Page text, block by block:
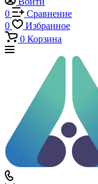
Каталог
Каталог
По всему сайту
По каталогу
Войти
0
Сравнение
0
Избранное